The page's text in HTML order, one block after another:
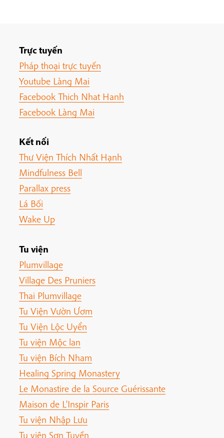
Trực tuyến
Pháp thoại trực tuyến
Youtube Làng Mai
Facebook Thich Nhat Hanh
Facebook Làng Mai
Kết nối
Thư Viện Thích Nhất Hạnh
Mindfulness Bell
Parallax press
Lá Bối
Wake Up
Tu viện
Plumvillage
Village Des Pruniers
Thai Plumvillage
Tu Viện Vườn Ươm
Tu Viện Lộc Uyển
Tu viện Mộc lan
Tu viện Bích Nham
Healing Spring Monastery
Le Monastire de la Source Guérissante
Maison de L'Inspir Paris
Tu viện Nhập Lưu
Tu viện Sơn Tuyền